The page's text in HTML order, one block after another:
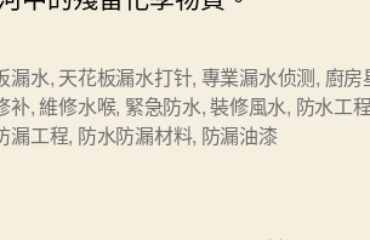
漏水, 天花板漏水打针, 專業漏水侦测, 廚房
补,維修水喉, 緊急防水,裝修風水, 防水工
漏工程, 防水防漏材料, 防漏油漆